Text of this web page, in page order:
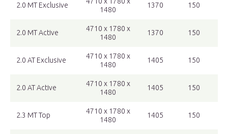
2.0 MT Exclusive
1480
1370 150
2.0 MT Active
4710 x 1780 x
1480
1370 150
2.0 AT Exclusive
4710 x 1780 x
1480
1405 150
2.0 AT Active
4710 x 1780 x
1480
1405 150
2.3 MT Top
4710 x 1780 x
1480
1405 150